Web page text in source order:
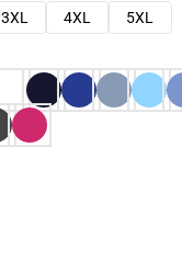
3XL 4XL
5XL